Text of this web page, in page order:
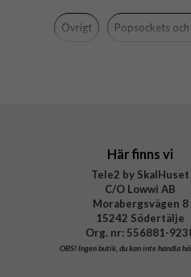
Material
Övrigt Popsockets
Här finns vi
Tele2 by SkalHuset
C/O Lowwi AB
Morabergsvägen 8
15242 Södertälje
Org. nr: 556881-
OBS!Ingen butik, du kan inte handla